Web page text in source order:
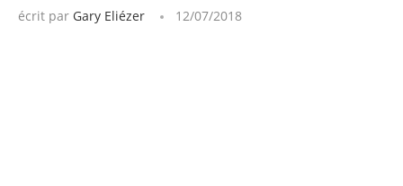
écrit par Gary Eliézer 12/07/2018